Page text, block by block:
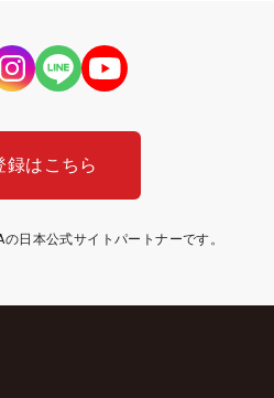
録はこちら
日本公式サイトパートナーです。